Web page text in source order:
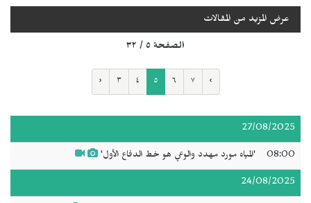
عرض المزيد من المقالات
الصفحة ٥ / ٣٢
‹ ٣ ٤ ٥ ٦ ٧ ›
27/08/2025
08:00 'المياه مورد مهدد والوعي هو خط الدفاع الأول'
24/08/2025